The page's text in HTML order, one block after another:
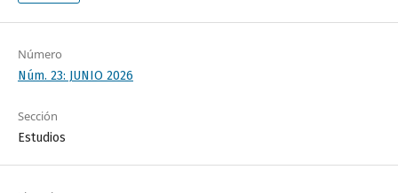
Número
Núm. 23: JUNIO 2026
Sección
Estudios